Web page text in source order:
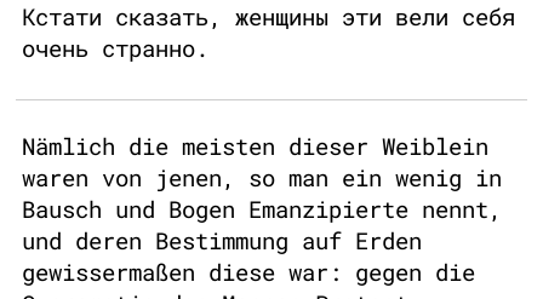
Кстати сказать, женщины эти вели себя
очень странно.
Nämlich die meisten dieser Weiblein
waren von jenen, so man ein wenig in
Bausch und Bogen Emanzipierte nennt,
und deren Bestimmung auf Erden
gewissermaßen diese war: gegen die